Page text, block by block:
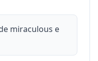
miraculous e